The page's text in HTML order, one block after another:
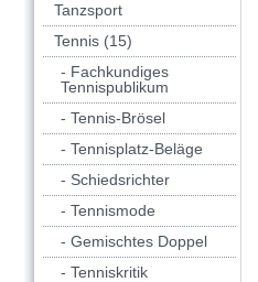
Tanzsport
Tennis (15)
- Fachkundiges
Tennispublikum
- Tennis-Brösel
- Tennisplatz-Beläge
- Schiedsrichter
- Tennismode
- Gemischtes Doppel
- Tenniskritik